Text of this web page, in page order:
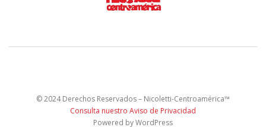
© 2024 Derechos Reservados – Nicoletti-Centroamérica™
Consulta nuestro Aviso de Privacidad
Powered by WordPress